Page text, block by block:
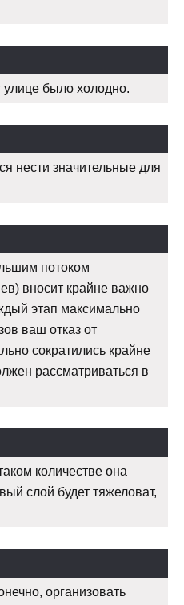
улице было холодно.
нести значительные для
потоком
вносит крайне важно
этап максимально
ваш отказ от
сократились крайне
рассматриваться в
количестве она
слой будет тяжеловат,
организовать